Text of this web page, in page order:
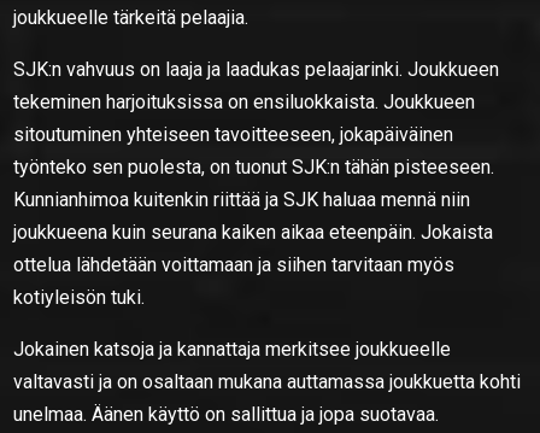
joukkueelle tärkeitä pelaajia.
SJK:n vahvuus on laaja ja laadukas pelaajarinki. Joukkueen
tekeminen harjoituksissa on ensiluokkaista. Joukkueen
sitoutuminen yhteiseen tavoitteeseen, jokapäiväinen
työnteko sen puolesta, on tuonut SJK:n tähän pisteeseen.
Kunnianhimoa kuitenkin riittää ja SJK haluaa mennä niin
joukkueena kuin seurana kaiken aikaa eteenpäin. Jokaista
ottelua lähdetään voittamaan ja siihen tarvitaan myös
kotiyleisön tuki.
Jokainen katsoja ja kannattaja merkitsee joukkueelle
valtavasti ja on osaltaan mukana auttamassa joukkuetta kohti
unelmaa. Äänen käyttö on sallittua ja jopa suotavaa.